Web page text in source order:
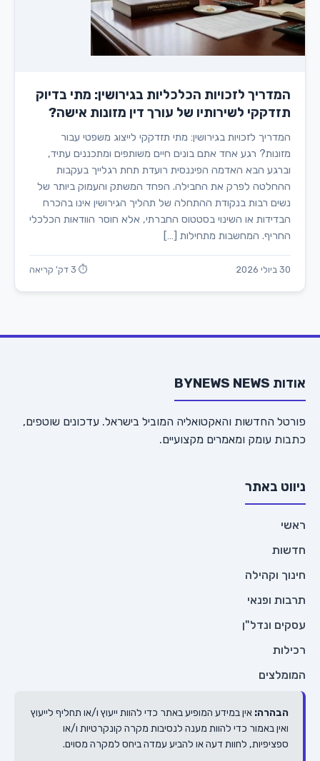
המדריך לזכויות הכלכליות בגירושין: מתי בדיוק
תזדקקי לשירותיו של עורך דין מזונות אישה?
המדריך לזכויות בגירושין: מתי תזדקקי לייצוג משפטי עבור
מזונות? רגע אחד אתם בונים חיים משותפים ומתכננים עתיד,
וברגע הבא האדמה הפיננסית רועדת תחת רגלייך בעקבות
ההחלטה לפרק את החבילה. הפחד המשתק והעמוק ביותר של
נשים רבות בנקודת ההתחלה של תהליך הגירושין אינו בהכרח
הבדידות או השינוי בסטטוס החברתי, אלא חוסר הוודאות הכלכלי
החריף. המחשבות מתחילות […]
30 ביולי 2026 ⏱ 3 דק' קריאה
אודות BYNEWS NEWS
פורטל החדשות והאקטואליה המוביל בישראל. עדכונים שוטפים,
כתבות עומק ומאמרים מקצועיים.
ניווט באתר
ראשי
חדשות
חינוך וקהילה
תרבות ופנאי
עסקים ונדל"ן
רכילות
המומלצים
הבהרה: אין במידע המופיע באתר כדי להוות ייעוץ ו/או תחליף לייעוץ
ואין באמור כדי להוות מענה לנסיבות מקרה קונקרטיות ו/או
ספציפיות, לחוות דעה או להביע עמדה ביחס למקרה מסוים.